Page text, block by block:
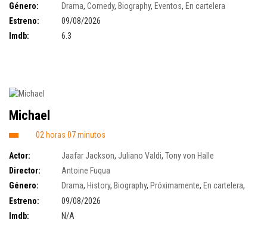
Género:
Drama, Comedy, Biography, Eventos, En cartelera
Estreno:
09/08/2026
Imdb:
6.3
Michael
02 horas 07 minutos
Actor: Jaafar Jackson, Juliano Valdi, Tony von Halle
Director:
Antoine Fuqua
Género:
Drama, History, Biography, Próximamente, En cartelera,
Venta anticipada,venta anticipada banner
Estreno:
09/08/2026
Imdb:
N/A